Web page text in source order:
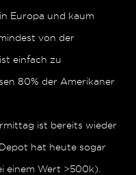
Europa und kaum
von der
einfach zu
80% der Amerikaner
ist bereits wieder
hat heute sogar
einem Wert >500k).